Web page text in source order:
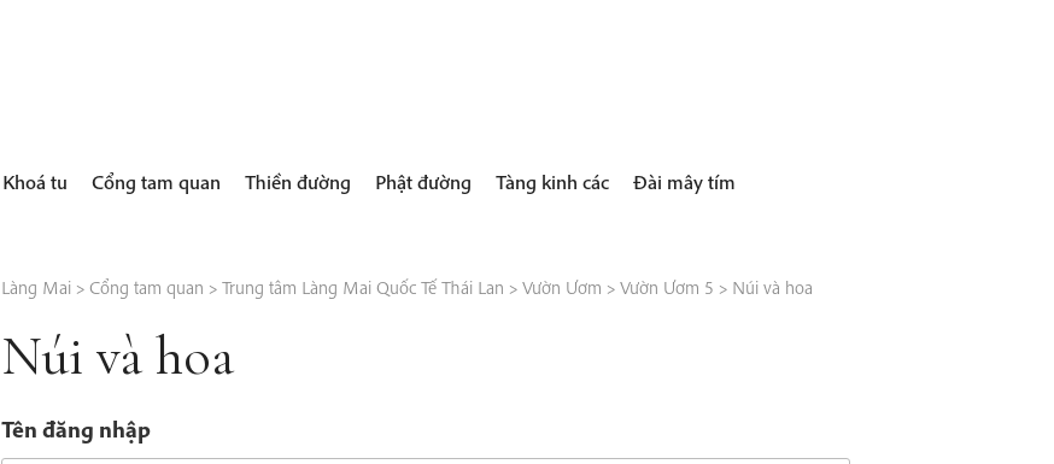
Khoá tu Cổng tam quan Thiền đường Phật đường Tàng kinh các Đài mây tím
Làng Mai> Cổng tam quan > Trung tâm Làng Mai Quốc Tế Thái Lan > Vườn Ươm > Vườn Ươm 5 > Núi và hoa
Núi và hoa
Tên đăng nhập